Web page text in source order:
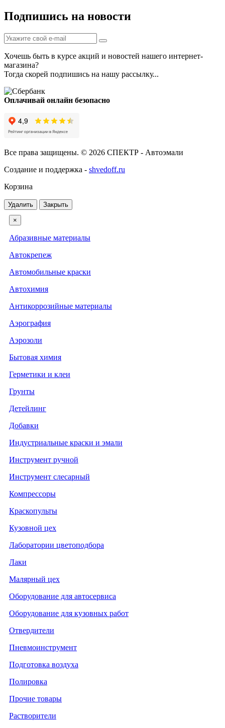
Подпишись на новости
Хочешь быть в курсе акций и новостей нашего интернет-
магазина?
Тогда скорей подпишись на нашу рассылку...
Оплачивай онлайн безопасно
Все права защищены. © 2026 СПЕКТР - Автоэмали
Создание и поддержка - shvedoff.ru
Корзина
Удалить Закрыть
×
Абразивные материалы
Автокрепеж
Автомобильные краски
Автохимия
Антикоррозийные материалы
Аэрография
Аэрозоли
Бытовая химия
Герметики и клеи
Грунты
Детейлинг
Добавки
Индустриальные краски и эмали
Инструмент ручной
Инструмент слесарный
Компрессоры
Краскопульты
Кузовной цех
Лаборатории цветоподбора
Лаки
Малярный цех
Оборудование для автосервиса
Оборудование для кузовных работ
Отвердители
Пневмоинструмент
Подготовка воздуха
Полировка
Прочие товары
Растворители